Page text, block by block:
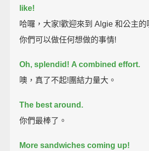
like!
哈囉，大家!歡迎來到 Algie 和公主的
你們可以做任何想做的事情!
Oh, splendid! A combined effort.
噢，真了不起!團結力量大。
The best around.
你們最棒了。
More sandwiches coming up!